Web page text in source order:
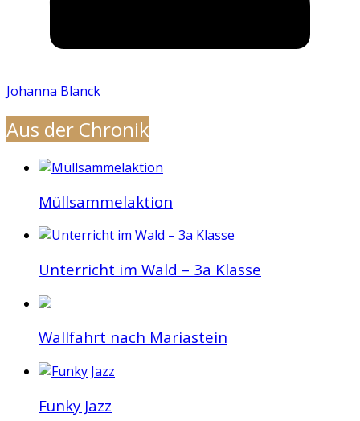
Johanna Blanck
Aus der Chronik
Müllsammelaktion
Unterricht im Wald – 3a Klasse
Wallfahrt nach Mariastein
Funky Jazz